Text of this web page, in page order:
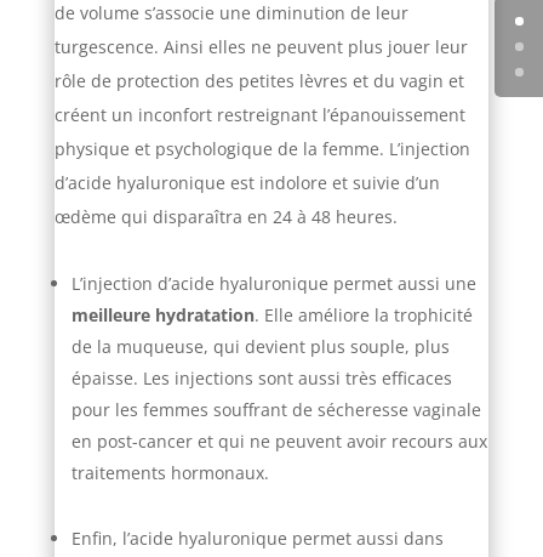
de volume s’associe une diminution de leur
turgescence. Ainsi elles ne peuvent plus jouer leur
rôle de protection des petites lèvres et du vagin et
créent un inconfort restreignant l’épanouissement
physique et psychologique de la femme. L’injection
d’acide hyaluronique est indolore et suivie d’un
œdème qui disparaîtra en 24 à 48 heures.
L’injection d’acide hyaluronique permet aussi une
meilleure hydratation. Elle améliore la trophicité
de la muqueuse, qui devient plus souple, plus
épaisse. Les injections sont aussi très efficaces
pour les femmes souffrant de sécheresse vaginale
en post-cancer et qui ne peuvent avoir recours aux
traitements hormonaux.
Enfin, l’acide hyaluronique permet aussi dans